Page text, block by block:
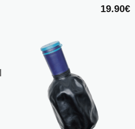
19.90€